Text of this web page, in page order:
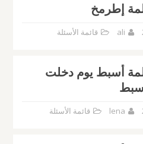
إطرمخ
ali قائمة الأسئلة
أسبط يوم دخلت
lena قائمة الأسئلة